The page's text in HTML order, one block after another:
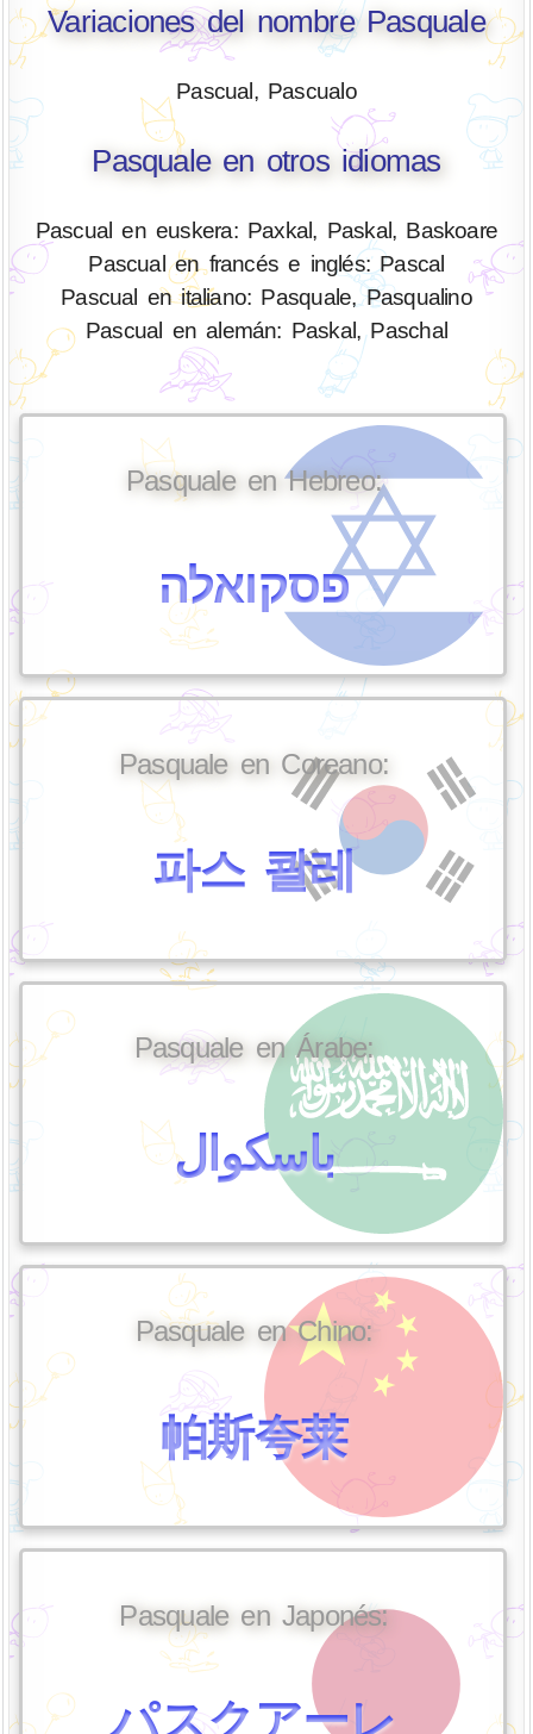
Variaciones del nombre Pasquale
Pascual, Pascualo
Pasquale en otros idiomas
Pascual en euskera: Paxkal, Paskal, Baskoare
Pascual en francés e inglés: Pascal
Pascual en italiano: Pasquale, Pasqualino
Pascual en alemán: Paskal, Paschal
Pasquale en Hebreo:
פסקואלה
Pasquale en Coreano:
파스 콸레
Pasquale en Árabe:
باسكوال
Pasquale en Chino:
帕斯夸莱
Pasquale en Japonés:
パスクアーレ